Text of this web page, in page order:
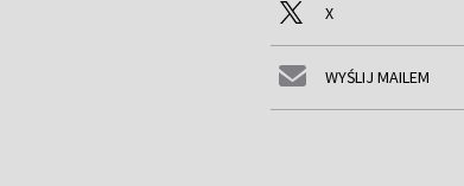
X
WYŚLIJ MAILEM